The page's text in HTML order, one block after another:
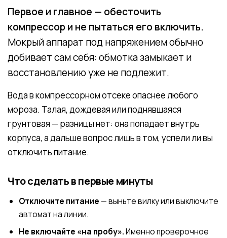
Первое и главное — обесточить
компрессор и не пытаться его включить.
Мокрый аппарат под напряжением обычно
добивает сам себя: обмотка замыкает и
восстановлению уже не подлежит.
Вода в компрессорном отсеке опаснее любого
мороза. Талая, дождевая или поднявшаяся
грунтовая — разницы нет: она попадает внутрь
корпуса, а дальше вопрос лишь в том, успели ли вы
отключить питание.
Что сделать в первые минуты
Отключите питание — выньте вилку или выключите
автомат на линии.
Не включайте «на пробу».Именно проверочное